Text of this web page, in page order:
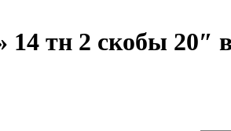
тн 2 скобы